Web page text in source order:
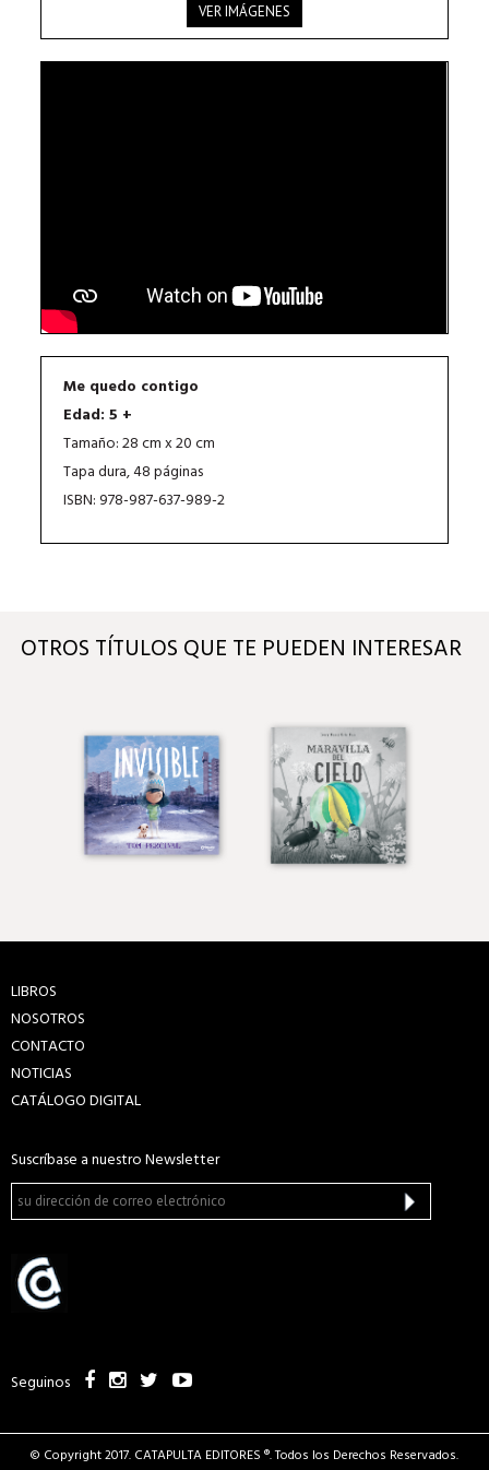
VER IMÁGENES
Me quedo contigo
Edad: 5 +
Tamaño: 28 cm x 20 cm
Tapa dura, 48 páginas
ISBN: 978-987-637-989-2
OTROS TÍTULOS QUE TE PUEDEN INTERESAR
LIBROS
NOSOTROS
CONTACTO
NOTICIAS
CATÁLOGO DIGITAL
Suscríbase a nuestro Newsletter
Seguinos
© Copyright 2017. CATAPULTA EDITORES ®. Todos los Derechos Reservados.